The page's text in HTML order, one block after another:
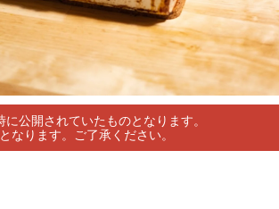
公開されていたものとなります。
なります。ご了承ください。